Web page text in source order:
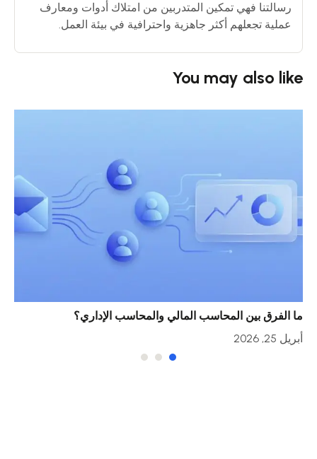
رسالتنا فهي تمكين المتدربين من امتلاك أدوات ومعارف
عملية تجعلهم أكثر جاهزية واحترافية في بيئة العمل.
You may also like
ما الفرق بين المحاسب المالي والمحاسب الإداري؟
أبريل 25, 2026